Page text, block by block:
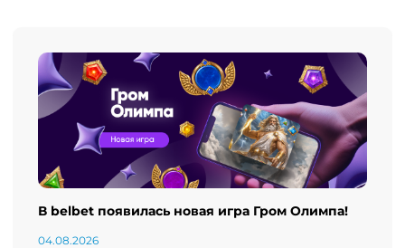
В belbet появилась новая игра Гром Олимпа!
04.08.2026